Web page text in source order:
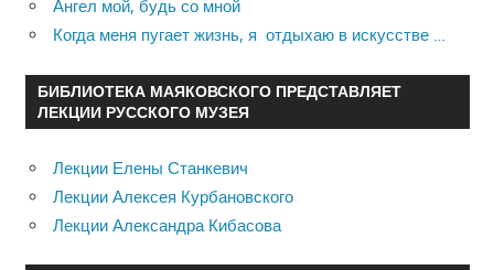
Ангел мой, будь со мной
Когда меня пугает жизнь, я отдыхаю в искусстве …
БИБЛИОТЕКА МАЯКОВСКОГО ПРЕДСТАВЛЯЕТ
ЛЕКЦИИ РУССКОГО МУЗЕЯ
Лекции Елены Станкевич
Лекции Алексея Курбановского
Лекции Александра Кибасова